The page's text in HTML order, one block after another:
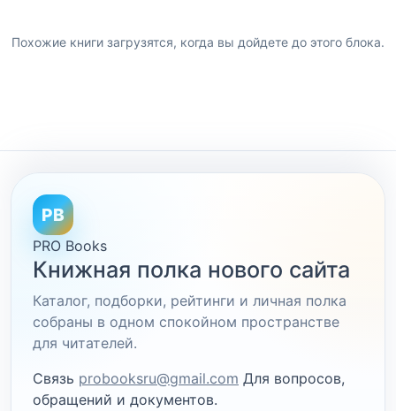
Похожие книги загрузятся, когда вы дойдете до этого блока.
PB
PRO Books
Книжная полка нового сайта
Каталог, подборки, рейтинги и личная полка
собраны в одном спокойном пространстве
для читателей.
Связь probooksru@gmail.com Для вопросов,
обращений и документов.